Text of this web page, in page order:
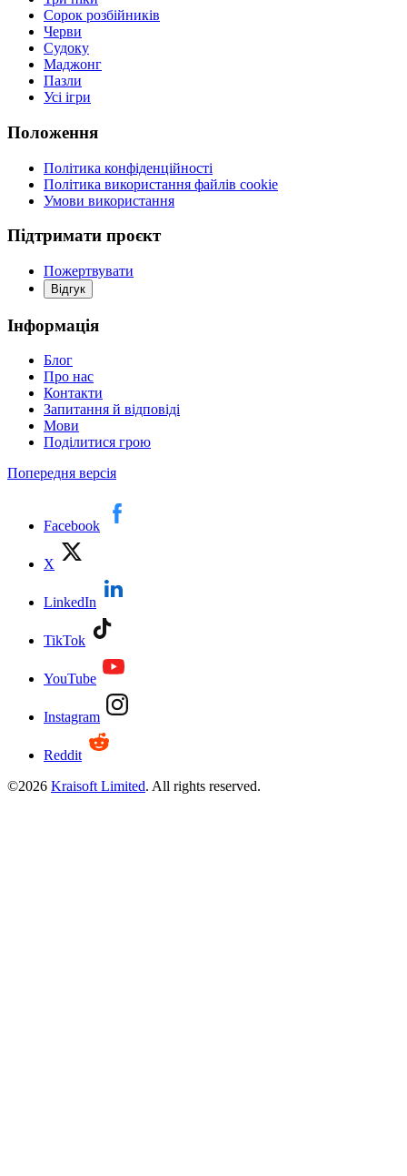
Сорок розбійників
Черви
Судоку
Маджонг
Пазли
Усі ігри
Положення
Політика конфіденційності
Політика використання файлів cookie
Умови використання
Підтримати проєкт
Пожертвувати
Відгук
Інформація
Блог
Про нас
Контакти
Запитання й відповіді
Мови
Поділитися грою
Попередня версія
Facebook
X
LinkedIn
TikTok
YouTube
Instagram
Reddit
©2026 Kraisoft Limited. All rights reserved.